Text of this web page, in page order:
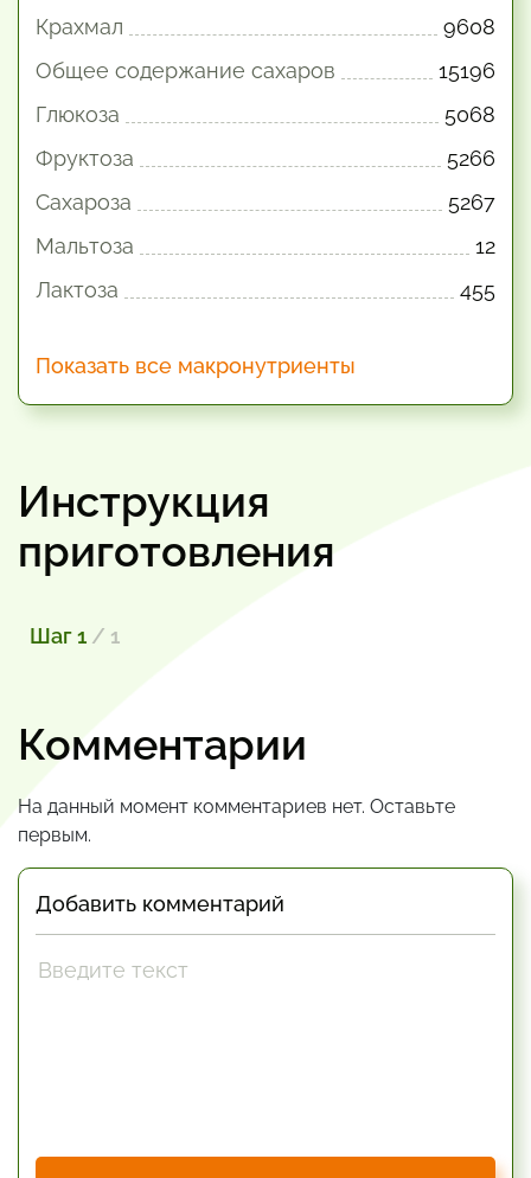
Крахмал
9608
Общее содержание сахаров
15196
Глюкоза
5068
Фруктоза
5266
Сахароза
5267
Мальтоза
12
Лактоза
455
Показать все макронутриенты
Инструкция
приготовления
Шаг 1 / 1
Комментарии
На данный момент комментариев нет. Оставьте
первым.
Добавить комментарий